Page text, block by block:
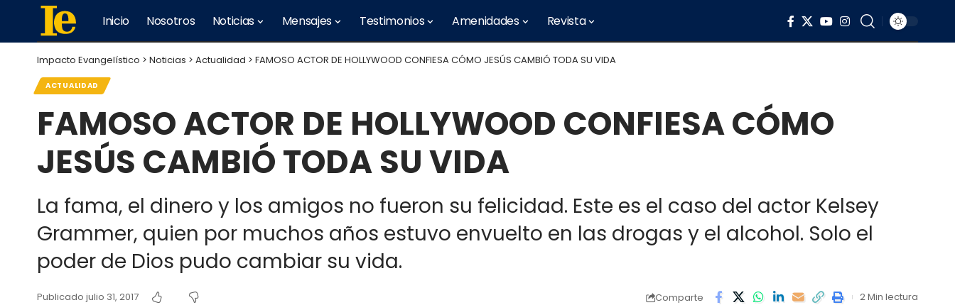
Inicio Nosotros Noticias Mensajes Testimonios Amenidades Revista
Impacto Evangelístico > Noticias > Actualidad > FAMOSO ACTOR DE HOLLYWOOD CONFIESA CÓMO JESÚS CAMBIÓ TODA SU VIDA
ACTUALIDAD
FAMOSO ACTOR DE HOLLYWOOD CONFIESA CÓMO
JESÚS CAMBIÓ TODA SU VIDA
La fama, el dinero y los amigos no fueron su felicidad. Este es el caso del actor Kelsey
Grammer, quien por muchos años estuvo envuelto en las drogas y el alcohol. Solo el
poder de Dios pudo cambiar su vida.
Publicado julio 31, 2017 Comparte 2 Min lectura